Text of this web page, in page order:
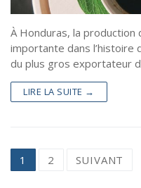
À Honduras, la production
importante dans l’histoire
du plus gros exportateur
LIRE LA SUITE →
1 2 SUIVANT